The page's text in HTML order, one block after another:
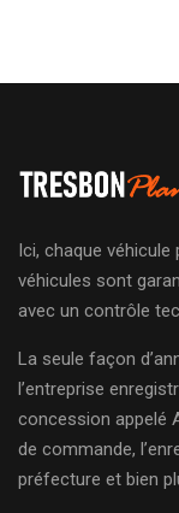
Ici, chaque
véhicules sont
avec un contrôle
La seule façon
l’entreprise
concession appelé
de commande,
préfecture et bien